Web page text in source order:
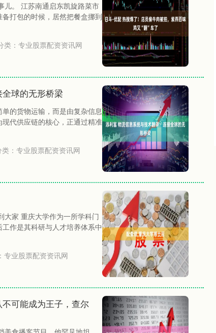
儿。 江苏南通启东凯旋路菜市
打包的时候，居然把餐盒挪到
类： 专业股票配资资讯网
球的无形桥梁
的货物运输，而是由复杂信息
代供应链的核心，正通过精准
： 专业股票配资资讯网
家 重庆大学作为一所学科门
作是其科研与人才培养体系中
专业股票配资资讯网
可能成为王子，查尔